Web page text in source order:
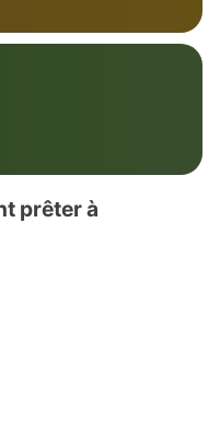
prêter à